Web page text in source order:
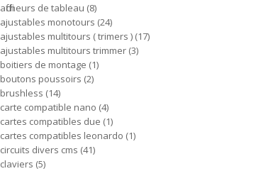
afficheurs de tableau 8
ajustables monotours 24
ajustables multitours ( trimers ) 17
ajustables multitours trimmer 3
boitiers de montage 1
boutons poussoirs 2
brushless 14
carte compatible nano 4
cartes compatibles due 1
cartes compatibles leonardo 1
circuits divers cms 41
claviers 5